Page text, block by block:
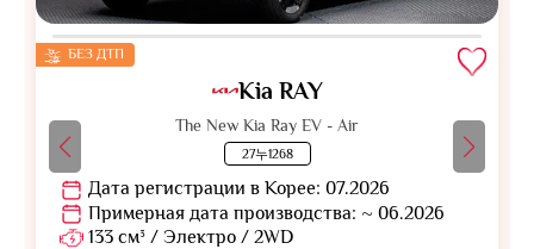
БЕЗ ДТП
Kia RAY
The New Kia Ray EV - Air
27누1268
Дата регистрации в Корее: 07.2026
Примерная дата производства: ~ 06.2026
133 см³ / Электро / 2WD